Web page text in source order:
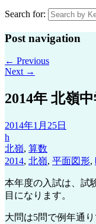
Search for:
Post navigation
← Previous
Next →
2014年 北嶺
2014年1月25日
h
北嶺, 算数
2014, 北嶺, 平面図形,
本年度の入試は、試
目になります。
大問は5問で例年通